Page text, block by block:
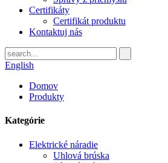
Certifikáty
Certifikát produktu
Kontaktuj nás
English
Domov
Produkty
Kategórie
Elektrické náradie
Uhlová brúska